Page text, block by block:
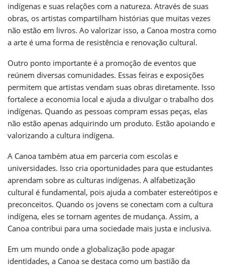
indígenas e suas relações com a natureza. Através de suas
obras, os artistas compartilham histórias que muitas vezes
não estão em livros. Ao valorizar isso, a Canoa mostra como
a arte é uma forma de resistência e renovação cultural.
Outro ponto importante é a promoção de eventos que
reúnem diversas comunidades. Essas feiras e exposições
permitem que artistas vendam suas obras diretamente. Isso
fortalece a economia local e ajuda a divulgar o trabalho dos
indígenas. Quando as pessoas compram essas peças, elas
não estão apenas adquirindo um produto. Estão apoiando e
valorizando a cultura indígena.
A Canoa também atua em parceria com escolas e
universidades. Isso cria oportunidades para que estudantes
aprendam sobre as culturas indígenas. A alfabetização
cultural é fundamental, pois ajuda a combater estereótipos e
preconceitos. Quando os jovens se conectam com a cultura
indígena, eles se tornam agentes de mudança. Assim, a
Canoa contribui para uma sociedade mais justa e inclusiva.
Em um mundo onde a globalização pode apagar
identidades, a Canoa se destaca como um bastião da